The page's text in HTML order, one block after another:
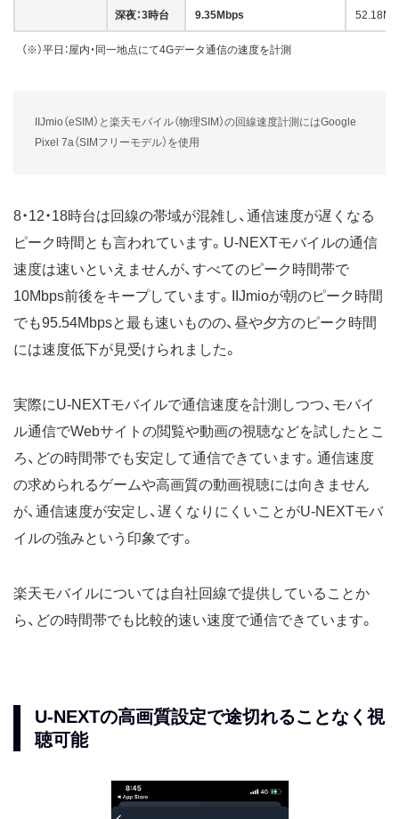
深夜：3時台 9.35Mbps
（※）平日：屋内・同一地点にて4Gデータ通信の速度を計測
IIJmio（eSIM）と楽天モバイル（物理SIM）の回線速度計測にはGoogle
Pixel 7a（SIMフリーモデル）を使用
8・12・18時台は回線の帯域が混雑し、通信速度が遅くなる
ピーク時間とも言われています。U-NEXTモバイルの通信
速度は速いといえませんが、すべてのピーク時間帯で
10Mbps前後をキープしています。IIJmioが朝のピーク時間
でも95.54Mbpsと最も速いものの、昼や夕方のピーク時間
には速度低下が見受けられました。
実際にU-NEXTモバイルで通信速度を計測しつつ、モバイ
ル通信でWebサイトの閲覧や動画の視聴などを試したとこ
ろ、どの時間帯でも安定して通信できています。通信速度
の求められるゲームや高画質の動画視聴には向きません
が、通信速度が安定し、遅くなりにくいことがU-NEXTモバ
イルの強みという印象です。
楽天モバイルについては自社回線で提供していることか
ら、どの時間帯でも比較的速い速度で通信できています。
U-NEXTの高画質設定で途切れることなく視
聴可能